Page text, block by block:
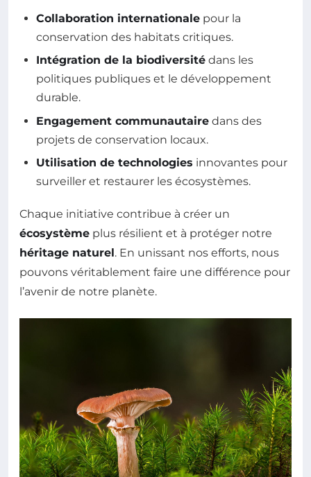
Collaboration internationale pour la
conservation des habitats critiques.
Intégration de la biodiversité dans les
politiques publiques et le développement
durable.
Engagement communautaire dans des
projets de conservation locaux.
Utilisation de technologies innovantes pour
surveiller et restaurer les écosystèmes.
Chaque initiative contribue à créer un
écosystème plus résilient et à protéger notre
héritage naturel. En unissant nos efforts, nous
pouvons véritablement faire une différence pour
l’avenir de notre planète.